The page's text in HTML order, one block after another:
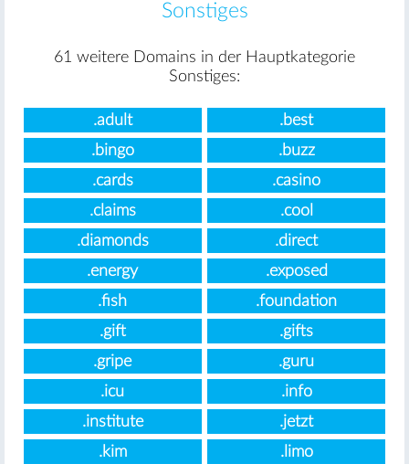
Sonstiges
61 weitere Domains in der Hauptkategorie
Sonstiges:
.adult
.best
.bingo
.buzz
.cards
.casino
.claims
.cool
.diamonds
.direct
.energy
.exposed
.fish
.foundation
.gift
.gifts
.gripe
.guru
.icu
.info
.institute
.jetzt
.kim
.limo